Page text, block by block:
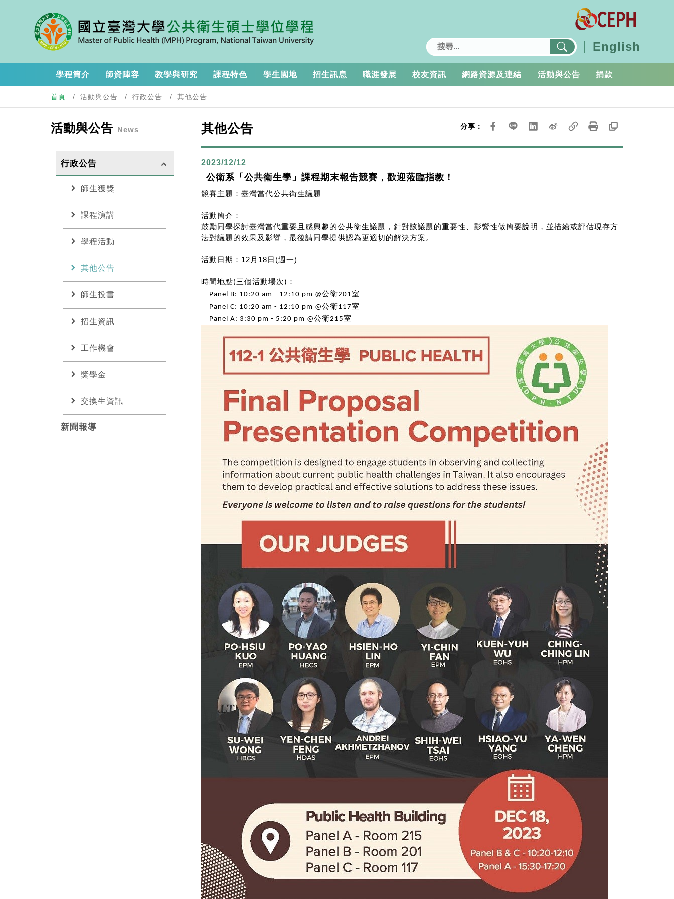
English
學程簡介 師資陣容 教學與研究 課程特色 學生園地 招生訊息 職涯發展 校友資訊 網路資源及連結 活動與公告 捐款
首頁 活動與公告 行政公告 其他公告
活動與公告 News
行政公告 keyboard_arrow_up
chevron_right 師生獲獎
chevron_right 課程演講
chevron_right 學程活動
chevron_right 其他公告
chevron_right 師生投書
chevron_right 招生資訊
chevron_right 工作機會
chevron_right 獎學金
chevron_right 交換生資訊
新聞報導
其他公告 分享：
2023/12/12
公衛系「公共衛生學」課程期末報告競賽，歡迎蒞臨指教！
競賽主題：臺灣當代公共衛生議題
活動簡介：
鼓勵同學探討臺灣當代重要且感興趣的公共衛生議題，針對該議題的重要性、影響性做簡要說明，並描繪或評估現存方
法對議題的效果及影響，最後請同學提供認為更適切的解決方案。
活動日期： 12 月 18日 (週一)
時間地點( 三個活動場次 ) ：
Panel B: 10:20 am - 12:10 pm @公衛201室
Panel C: 10:20 am - 12:10 pm @公衛117室
Panel A: 3:30 pm - 5:20 pm @公衛215室